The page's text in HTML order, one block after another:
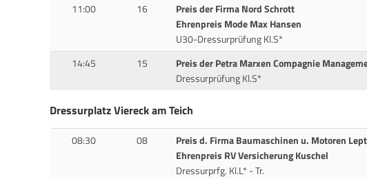
11:00 16
Preis der Firma Nord Schrott
Ehrenpreis Mode Max Hansen
U30-Dressurprüfung Kl.S*
14:45 15
Preis der Petra Marxen Compagnie
Dressurprüfung Kl.S*
Dressurplatz Viereck am Teich
08:30 08
Preis d. Firma Baumaschinen u. Motoren
Ehrenpreis RV Versicherung Kuschel
Dressurprfg. Kl.L* - Tr.